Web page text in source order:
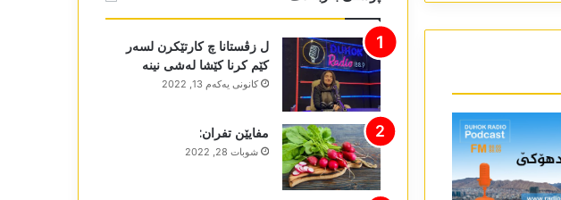
ل زڤستانا چ کارتێکرن لسەر
کێم کرنا کێشا لەشی نینە
كانونی یه‌كه‌م 13, 2022
مفایێن تفران:
شوبات 28, 2022